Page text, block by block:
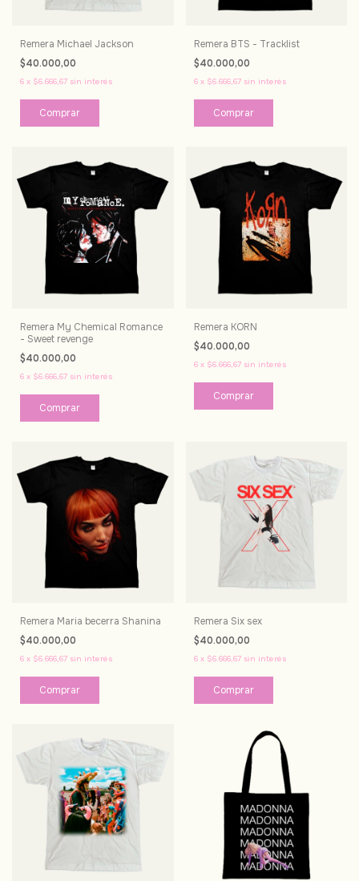
Remera Michael Jackson
$40.000,00
6 x $6.666,67 sin interés
Comprar
Remera BTS - Tracklist
$40.000,00
6 x $6.666,67 sin interés
Comprar
Remera My Chemical Romance
- Sweet revenge
$40.000,00
6 x $6.666,67 sin interés
Comprar
Remera KORN
$40.000,00
6 x $6.666,67 sin interés
Comprar
Remera Maria becerra Shanina
$40.000,00
6 x $6.666,67 sin interés
Comprar
Remera Six sex
$40.000,00
6 x $6.666,67 sin interés
Comprar